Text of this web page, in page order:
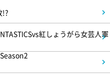
!?
紅しょうがら女芸人軍